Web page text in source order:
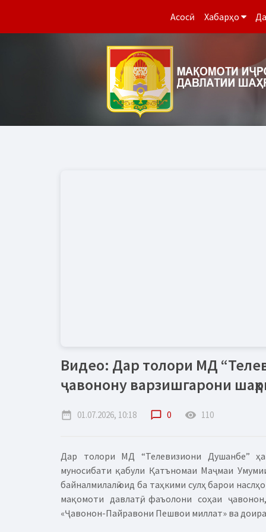
Асосӣ Хабарҳо
Видео: Дар толори МД
ҷавонону варзишгарони
date_range 01.07.2026, 10:18 chat_bubble_outline 0 remove_red_eye 110
Дар толори МД “Телевизиони Душанбе”
муносибати қабули Қатъномаи Маҷмаи
байналмилалӣ оид ба таҳкими сулҳ барои
мақомоти давлатӣ, фаъолони соҳаи
«Ҷавонон-Пайравони Пешвои миллат» ва